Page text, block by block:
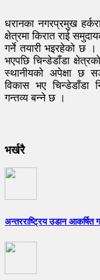
धरानका नगरप्रमुख
क्षेत्रमा किरात राई
गर्ने तयारी भइरहेको छ
भएपछि चिन्डेडाँडा
स्थानीयको अपेक्षा छ
विकास भए चिन्डेडाँडा
गन्तव्य बन्ने छ ।
भर्खरै
अन्तरराष्ट्रिय उडान आकर्षित